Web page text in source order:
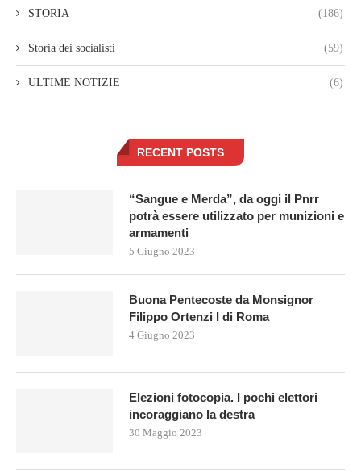
STORIA (186)
Storia dei socialisti (59)
ULTIME NOTIZIE (6)
RECENT POSTS
“Sangue e Merda”, da oggi il Pnrr
potrà essere utilizzato per munizioni e
armamenti
5 Giugno 2023
Buona Pentecoste da Monsignor
Filippo Ortenzi I di Roma
4 Giugno 2023
Elezioni fotocopia. I pochi elettori
incoraggiano la destra
30 Maggio 2023